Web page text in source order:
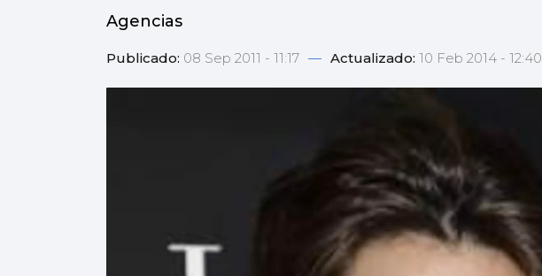
Agencias
Publicado: 08 Sep 2011 - 11:17 — Actualizado: 10 Feb 2014 - 12:40